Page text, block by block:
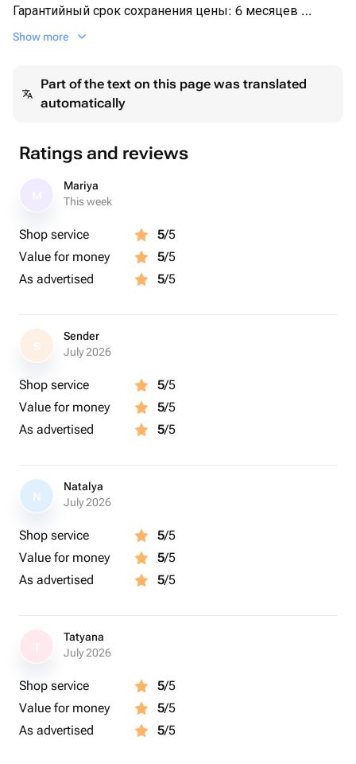
Гарантийный срок сохранения цены: 6 месяцев
Бренд: bonodono | Россия | подарки и впечатления
Доставка через СМС
✓ Место: любая точка Мира
✓ будет отправлен платформой flowwow по СМС
указанному получателю
✓ Цена доставки: бесплатно 0 руб.
✓ Формат доставки: файл .pdf
✓ В рабочее время, сотрудники обработают заказ
фотографом
Фотосессия "Стилизованная Стандарт"
реквизит студии, макияж и укладка - вечерний или
сложный дневной, обработка 10 фотографий с
помощью деликатной ретуши, 1 локация для съёмки,
Получение готовых снимков 40 фото в
цветокоррекции в день съёмки на флешку и 10 фото
в обработке с помощью деликатной ретуши в
электронном формате в течении 14 рабочих дней
(ツ)_/¯ Важно:
время фотосъёмки - 20 минут
Прийти необходимо с чистым лицом (без макияжа) и
чистыми волосами
С собой нужно взять 1-2 комплекта одежды (1
основной и 1 запасной) и 2 пары сменной обуви
подходящие под образы
Show more
Part of the text on this page was translated
automatically
Ratings and reviews
Mariya
This week
Shop service 5/5
Value for money
5/5
As advertised
5/5
S
Sender
July 2026
Shop service 5/5
Value for money
5/5
As advertised
5/5
N
Natalya
July 2026
Shop service 5/5
Value for money
5/5
As advertised
5/5
Tatyana
July 2026
Shop service 5/5
Value for money
5/5
As advertised
5/5